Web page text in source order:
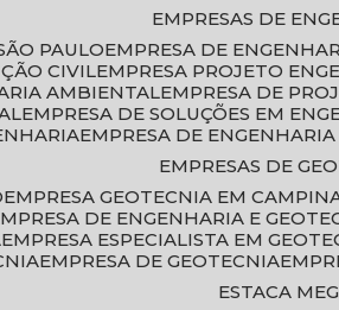
EMPRESAS DE
PAULO
EMPRESA DE
CIVIL EMPRESA PROJETO
AMBIENTAL EMPRESA DE
EMPRESA DE SOLUÇÕES EM
EMPRESA DE
EMPRESAS DE
EMPRESA GEOTECNIA EM
EMPRESA DE ENGENHARIA E
EMPRESA ESPECIALISTA EM
EMPRESA DE GEOTECNIA
ESTACA